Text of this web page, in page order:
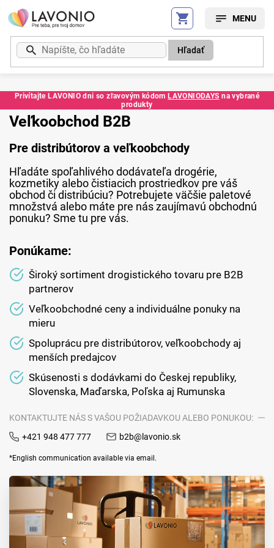
Prejsť
na
obsah
Privítajte LAVONIO dni so zľavovým kódom LAVONIODAYS na vybrané
produkty
Hľadať
Veľkoobchod B2B
Pre distribútorov a veľkoobchody
Hľadáte spoľahlivého dodávateľa drogérie,
kozmetiky alebo čistiacich prostriedkov pre váš
obchod či distribúciu? Potrebujete väčšie paletové
množstvá alebo máte pre nás zaujímavú obchodnú
ponuku? Sme tu pre vás.
Ponúkame:
Široký sortiment drogistického tovaru pre B2B
partnerov
Veľkoobchodné ceny a individuálne ponuky na
mieru
Spoluprácu pre distribútorov, veľkoobchody aj
menších predajcov
Skúsenosti s dodávkami do Českej republiky,
Slovenska, Maďarska, Poľska aj Rumunska
KONTAKTUJTE NÁS S VAŠOU POŽIADAVKOU ALEBO PONUKOU:
+421 948 477 777
b2b@lavonio.sk
*English communication available via email.